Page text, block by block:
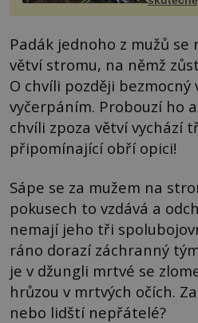
Padák jednoho z mužů
větví stromu, na němž
O chvíli později bezmocný
vyčerpáním. Probouzí ho
chvíli zpoza větví vychází
připomínající obří opici!
Sápe se za mužem na
pokusech to vzdává a
nemají jeho tři
ráno dorazí záchranný
je v džungli mrtvé se
hrůzou v mrtvých očích.
nebo lidští nepřátelé?